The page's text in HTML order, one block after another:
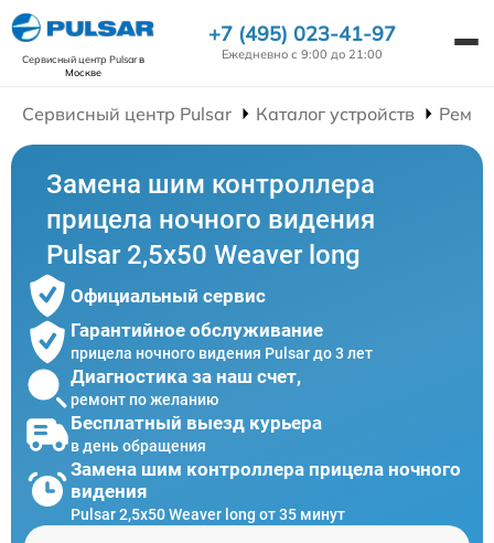
Сервисный центр Pulsarв
Москве
+7 (495) 023-41-97
Ежедневно с 9:00 до 21:00
Сервисный центр Pulsar Каталог устройств
Замена шим контроллера
прицела ночного видения
Pulsar 2,5x50 Weaver long
Официальный сервис
Гарантийное обслуживание
прицела ночного видения Pulsar до 3 лет
Диагностика за наш счет,
ремонт по желанию
Бесплатный выезд курьера
в день обращения
Замена шим контроллера прицела ночного
видения
Pulsar 2,5x50 Weaver long от 35 минут